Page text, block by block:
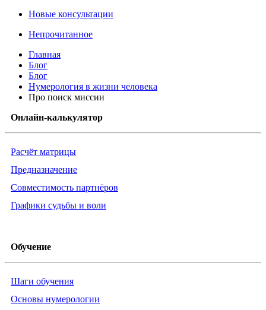
Новые консультации
Непрочитанное
Главная
Блог
Блог
Нумерология в жизни человека
Про поиск миссии
Онлайн-калькулятор
Расчёт матрицы
Предназначение
Совместимость партнёров
Графики судьбы и воли
Обучение
Шаги обучения
Основы нумерологии